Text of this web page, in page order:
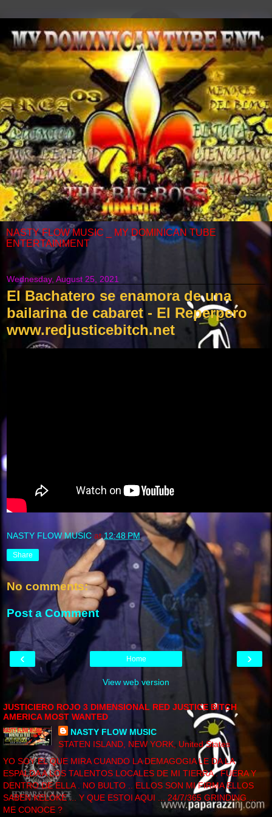
NASTY FLOW MUSIC _ MY DOMINICAN TUBE
ENTERTAINMENT
Wednesday, August 25, 2021
El Bachatero se enamora de una
bailarina de cabaret - El Reperpero
www.redjusticebitch.net
NASTY FLOW MUSIC at12:48 PM
Share
No comments:
Post a Comment
‹ ›
Home
View web version
JUSTICIERO ROJO 3 DIMENSIONAL RED JUSTICE BITCH
AMERICA MOST WANTED
NASTY FLOW MUSIC
STATEN ISLAND, NEW YORK, United States
YO SOY EL QUE MIRA CUANDO LA DEMAGOGIA LE DA LA
ESPALDA A LOS TALENTOS LOCALES DE MI TIERRA . FUERA Y
DENTRO DE ELLA . NO BULTO .. ELLOS SON MI FIRMA ELLOS
SABEN KELOKE ... Y QUE ESTOI AQUI ... 24/7/365 GRINDING ...
ME CONOCE ?